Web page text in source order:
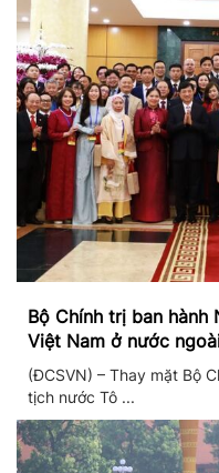
Bộ Chính trị ban
Việt Nam ở nước
(ĐCSVN) – Thay mặt Bộ
tịch nước Tô ...